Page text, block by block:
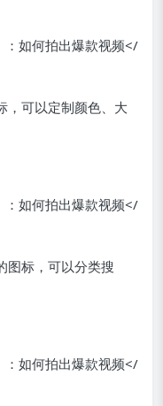
，可以定制颜色、大
图标，可以分类搜